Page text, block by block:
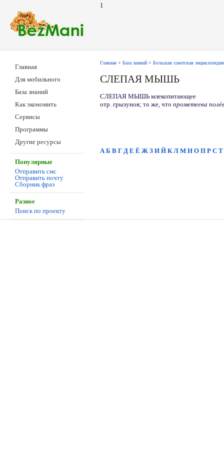
1
Главная
Для мобильного
База знаний
Как экономить
Сервисы
Программы
Другие ресурсы
Популярные
Отправить смс
Отправить почту
Сборник фраз
Разное
Поиск по проекту
Главная > База знаний > Большая советская энциклопедия
СЛЕПАЯ МЫШЬ
СЛЕПАЯ МЫШЬ млекопитающее
отр. грызунов; то же, что прометеева
А Б В Г Д Е Ё Ж З И Й К Л М Н О П Р С Т